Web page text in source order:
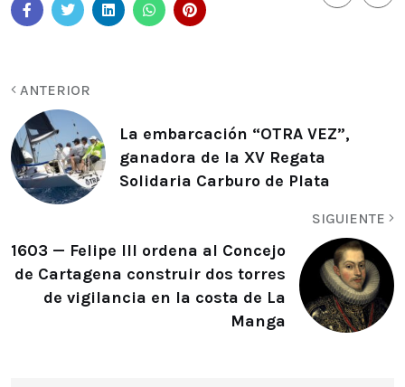
ANTERIOR
La embarcación “OTRA VEZ”,
ganadora de la XV Regata
Solidaria Carburo de Plata
SIGUIENTE
1603 — Felipe III ordena al Concejo
de Cartagena construir dos torres
de vigilancia en la costa de La
Manga